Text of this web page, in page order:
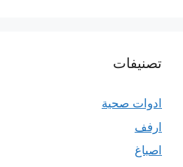
تصنيفات
ادوات صحية
ارفف
اصباغ